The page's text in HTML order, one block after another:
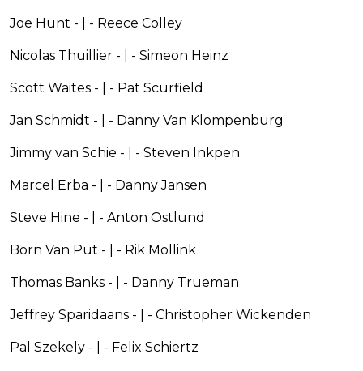
Joe Hunt - | - Reece Colley
Nicolas Thuillier - | - Simeon Heinz
Scott Waites - | - Pat Scurfield
Jan Schmidt - | - Danny Van Klompenburg
Jimmy van Schie - | - Steven Inkpen
Marcel Erba - | - Danny Jansen
Steve Hine - | - Anton Ostlund
Born Van Put - | - Rik Mollink
Thomas Banks - | - Danny Trueman
Jeffrey Sparidaans - | - Christopher Wickenden
Pal Szekely - | - Felix Schiertz